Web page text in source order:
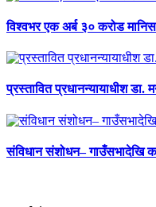
विश्वभर एक अर्ब ३० करोड
प्रस्तावित प्रधानन्यायाधीश डा.
संविधान संशोधन– गाउँसभादेखि